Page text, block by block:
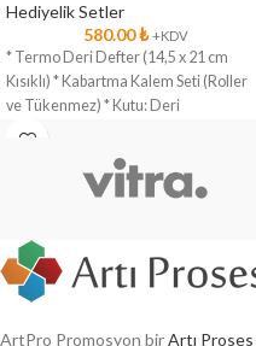
Hediyelik Setler
580.00₺ +KDV
* Termo Deri Defter (14,5 x 21 cm
Kısıklı) * Kabartma Kalem Seti (Roller
ve Tükenmez) * Kutu: Deri
ArtPro Promosyon birArtı Proses